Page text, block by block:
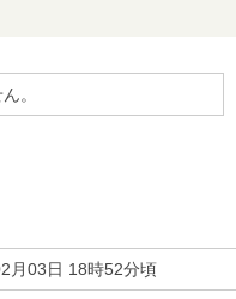
。
月03日 18時52分頃